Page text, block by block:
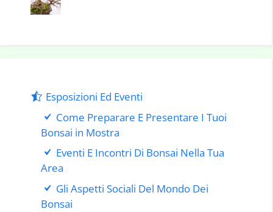
Esposizioni Ed Eventi
Come Preparare E Presentare I Tuoi
Bonsai in Mostra
Eventi E Incontri Di Bonsai Nella Tua
Area
Gli Aspetti Sociali Del Mondo Dei
Bonsai